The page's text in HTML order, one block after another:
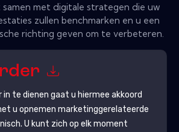
met digitale strategen die uw
zullen benchmarken en u een
richting geven om te verbeteren.
te dienen gaat u hiermee akkoord
u opnemen marketinggerelateerde
U kunt zich op elk moment